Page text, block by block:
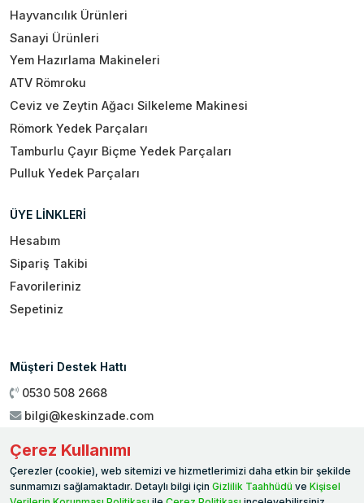
Hayvancılık Ürünleri
Sanayi Ürünleri
Yem Hazırlama Makineleri
ATV Römroku
Ceviz ve Zeytin Ağacı Silkeleme Makinesi
Römork Yedek Parçaları
Tamburlu Çayır Biçme Yedek Parçaları
Pulluk Yedek Parçaları
ÜYE LİNKLERİ
Hesabım
Sipariş Takibi
Favorileriniz
Sepetiniz
Müşteri Destek Hattı
0530 508 2668
bilgi@keskinzade.com
Genel Merkez: Yükseliş Mah. 1461. Sokak No:2/1 19 Mayıs
Ballıca / SAMSUN
Çerez Kullanımı
Çerezler (cookie), web sitemizi ve hizmetlerimizi daha etkin bir şekilde
sunmamızı sağlamaktadır. Detaylı bilgi için Gizlilik Taahhüdü ve Kişisel